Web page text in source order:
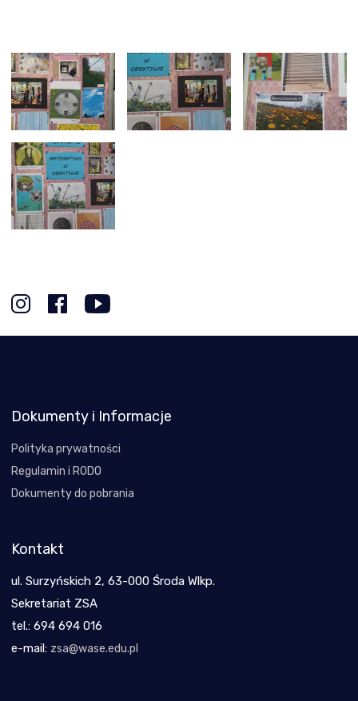
Dokumenty i Informacje
Polityka prywatności
Regulamin i RODO
Dokumenty do pobrania
Kontakt
ul. Surzyńskich 2, 63-000 Środa Wlkp.
Sekretariat ZSA
tel.: 694 694 016
e-mail: zsa@wase.edu.pl